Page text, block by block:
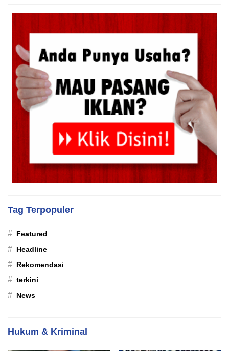
Tag Terpopuler
# Featured
# Headline
# Rekomendasi
# terkini
# News
Hukum & Kriminal